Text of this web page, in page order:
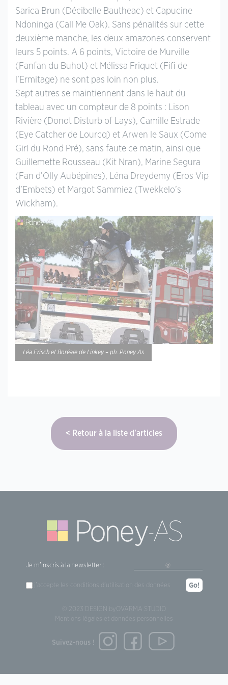
Sarica Brun (Décibelle Bautheac) et Capucine
Ndoninga (Call Me Oak). Sans pénalités sur cette
deuxième manche, les deux amazones conservent
leurs 5 points. A 6 points, Victoire de Murville
(Fanfan du Buhot) et Mélissa Friquet (Fifi de
l’Ermitage) ne sont pas loin non plus.
Sept autres se maintiennent dans le haut du
tableau avec un compteur de 8 points : Lison
Rivière (Donot Disturb of Lays), Camille Estrade
(Eye Catcher de Lourcq) et Arwen le Saux (Come
Girl du Rond Pré), sans faute ce matin, ainsi que
Guillemette Rousseau (Kit Nran), Marine Segura
(Fan d’Olly Aubépines), Léna Dreydemy (Eros Vip
d’Embets) et Margot Sammiez (Twekkelo’s
Wickham).
Léa Frisch et Boréale de Linkey – ph. Poney As
Retour à la liste d'articles
© 2023 DESIGN by
OVARMA STUDIO
Mentions légales et données personnelles
Je m'inscris à la newsletter :
j'accepte les conditions d'utilisation des données Go!
Suivez-nous !